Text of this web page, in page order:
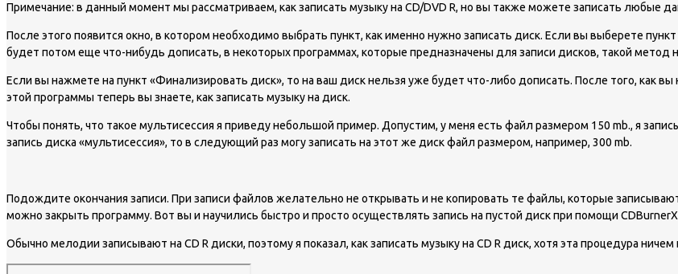
Примечание: в данный момент мы рассматриваем, как записать музыку на CD/DVD R, но вы также можете записать любые
После этого появится окно, в котором необходимо выбрать пункт, как именно нужно записать диск. Если вы выберете
будет потом еще что-нибудь дописать, в некоторых программах, которые предназначены для записи дисков, такой метод
Если вы нажмете на пункт «Финализировать диск», то на ваш диск нельзя уже будет что-либо дописать. После того, как
этой программы теперь вы знаете, как записать музыку на диск.
Чтобы понять, что такое мультисессия я приведу небольшой пример. Допустим, у меня есть файл размером 150 mb., я
запись диска «мультисессия», то в следующий раз могу записать на этот же диск файл размером, например, 300 mb.
Подождите окончания записи. При записи файлов желательно не открывать и не копировать те файлы, которые
можно закрыть программу. Вот вы и научились быстро и просто осуществлять запись на пустой диск при помощи
Обычно мелодии записывают на CD R диски, поэтому я показал, как записать музыку на CD R диск, хотя эта процедура ничем